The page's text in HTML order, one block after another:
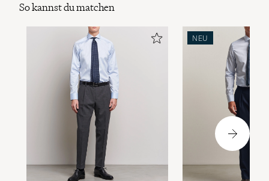
So kannst du matchen
NEU